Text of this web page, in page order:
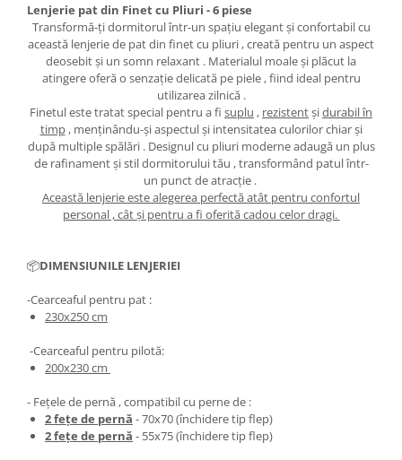
Lenjerie pat din Finet cu Pliuri - 6 piese
Transformă-ți dormitorul într-un spațiu elegant și confortabil cu
această lenjerie de pat din finet cu pliuri , creată pentru un aspect
deosebit și un somn relaxant . Materialul moale și plăcut la
atingere oferă o senzație delicată pe piele , fiind ideal pentru
utilizarea zilnică .
Finetul este tratat special pentru a fi suplu , rezistentșidurabil în
timp, menținându-și aspectul și intensitatea culorilor chiar și
după multiple spălări . Designul cu pliuri moderne adaugă un plus
de rafinament și stil dormitorului tău , transformând patul într-
un punct de atracție .
Această lenjerie este alegerea perfectă atât pentru confortul
personal , cât și pentru a fi oferită cadou celor dragi.
📦DIMENSIUNILE LENJERIEI
-Cearceaful pentru pat :
230x250 cm
-Cearceaful pentru pilotă:
200x230 cm
- Fețele de pernă , compatibil cu perne de :
2 fețe de pernă - 70x70 (închidere tip flep)
2 fețe de pernă - 55x75 (închidere tip flep)